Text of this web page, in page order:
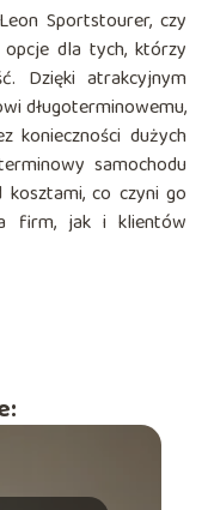
Sportstourer, czy
opcje dla tych, którzy
Dzięki atrakcyjnym
długoterminowemu,
konieczności dużych
samochodu
co czyni go
firm, jak i klientów